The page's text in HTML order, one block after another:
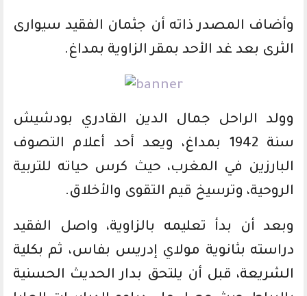
وأضاف المصدر ذاته أن جثمان الفقيد سيوارى
الثرى بعد غد الأحد بمقر الزاوية بمداغ.
وولد الراحل جمال الدين القادري بودشيش
سنة 1942 بمداغ، ويعد أحد أعلام التصوف
البارزين في المغرب، حيث كرس حياته للتربية
الروحية، وترسيخ قيم التقوى والأخلاق.
وبعد أن بدأ تعليمه بالزاوية، واصل الفقيد
دراسته بثانوية مولاي إدريس بفاس، ثم بكلية
الشريعة، قبل أن يلتحق بدار الحديث الحسنية